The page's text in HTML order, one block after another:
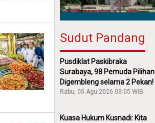
Sudut Pandang
Pusdiklat Paskibraka
Surabaya, 98 Pemuda Pilihan
Digembleng selama 2 Pekan!
Rabu, 05 Agu 2026 03:05 WIB
Kuasa Hukum Kusnadi: Kita